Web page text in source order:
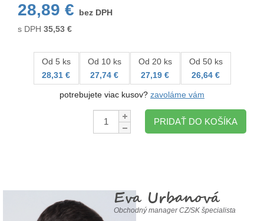
28,89 €
bez DPH
s DPH 35,53 €
Od 5 ks
28,31 €
Od 10 ks
27,74 €
Od 20 ks
27,19 €
Od 50 ks
26,64 €
potrebujete viac kusov? zavoláme vám
Množstvo:
PRIDAŤ DO KOŠÍKA
Eva Urbanová
Obchodný manager CZ/SK špecialista